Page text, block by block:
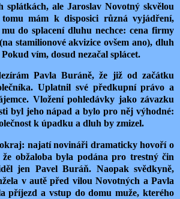
splátkách, ale Jaroslav Novotný skvělou
mám k disposici různá vyjádření,
do splacení dluhu nechce: cena firmy
stamilionové akvizice ovšem ano), dluh
vím, dosud nezačal splácet.
Pavla Buráně, že již od začátku
Uplatnil své předkupní právo a
Vložení pohledávky jako závazku
byl jeho nápad a bylo pro něj výhodné:
k úpadku a dluh by zmizel.
najatí novináři dramaticky hovoří o
že obžaloba byla podána pro trestný čin
jen Pavel Buráň. Naopak svědkyně,
v autě před vilou Novotných a Pavla
příjezd a vstup do domu muže, kterého